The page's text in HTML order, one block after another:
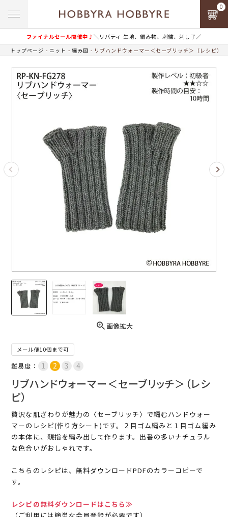
ファイナルセール開催中♪＼リバティ 生地、編み物、刺繍、刺し子／
0
トップページ ニット 編み図 リブハンドウォーマー＜セーブリッチ＞（レシピ）
画像拡大
メール便10個まで可
難易度：
リブハンドウォーマー＜セーブリッチ＞（レシ
ピ）
贅沢な肌ざわりが魅力の〈セーブリッチ〉で編むハンドウォー
マーのレシピ(作り方シート)です。２目ゴム編みと１目ゴム編み
の本体に、親指を編み出して作ります。出番の多いナチュラル
な色合いがおしゃれです。
こちらのレシピは、無料ダウンロードPDFのカラーコピーで
す。
レシピの無料ダウンロードはこちら≫